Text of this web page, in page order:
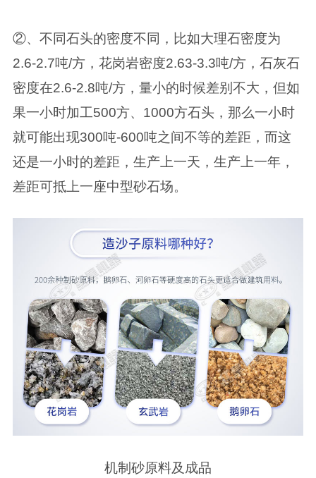
②、不同石头的密度不同，比如大理石密度为
2.6-2.7吨/方，花岗岩密度2.63-3.3吨/方，石灰石
密度在2.6-2.8吨/方，量小的时候差别不大，但如
果一小时加工500方、1000方石头，那么一小时
就可能出现300吨-600吨之间不等的差距，而这
还是一小时的差距，生产上一天，生产上一年，
差距可抵上一座中型砂石场。
机制砂原料及成品